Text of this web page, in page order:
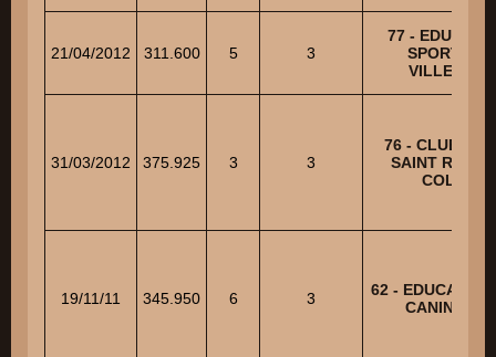
21/04/2012 311.600 5 3
77 -
SPORT
31/03/2012 375.925 3 3
76 - CLUB
SAINT
19/11/11 345.950 6 3
62 -
CANIN